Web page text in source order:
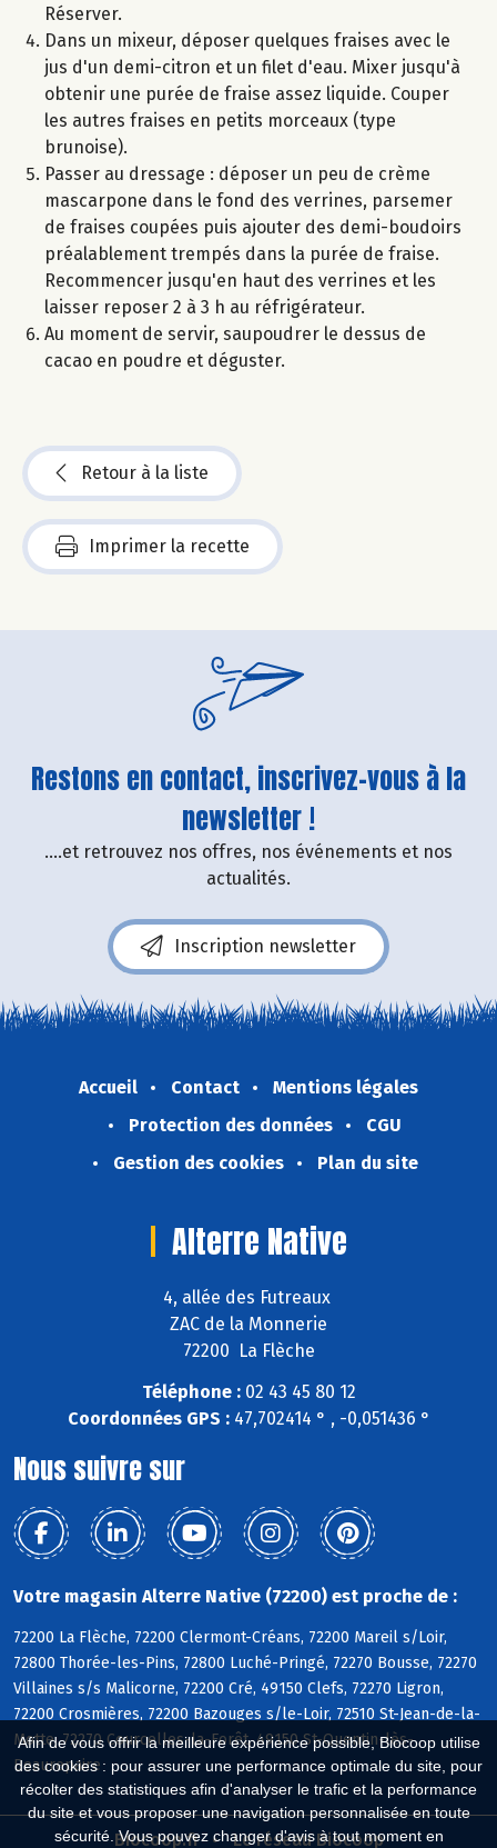
Afin de vous offrir la meilleure expérience possible, Biocoop utilise
des cookies : pour assurer une performance optimale du site, pour
récolter des statistiques afin d'analyser le trafic et la performance
du site et vous proposer une navigation personnalisée en toute
sécurité. Vous pouvez changer d'avis à tout moment en
Réserver.
Dans un mixeur, déposer quelques fraises avec le
jus d'un demi-citron et un filet d'eau. Mixer jusqu'à
obtenir une purée de fraise assez liquide. Couper
les autres fraises en petits morceaux (type
brunoise).
Passer au dressage : déposer un peu de crème
mascarpone dans le fond des verrines, parsemer
de fraises coupées puis ajouter des demi-boudoirs
préalablement trempés dans la purée de fraise.
Recommencer jusqu'en haut des verrines et les
laisser reposer 2 à 3 h au réfrigérateur.
Au moment de servir, saupoudrer le dessus de
cacao en poudre et déguster.
Retour à la liste
Imprimer la recette
Restons en contact, inscrivez-vous à la
newsletter !
....et retrouvez nos offres, nos événements et nos
actualités.
Inscription newsletter
Accueil Contact
Mentions légales
Protection des données
CGU
Gestion des cookies
Plan du site
Alterre Native
4, allée des Futreaux
ZAC de la Monnerie
72200 La Flèche
Téléphone :02 43 45 80 12
Coordonnées GPS :47,702414 ° , -0,051436 °
Nous suivre sur
Votre magasin Alterre Native (72200) est proche de :
72200 La Flèche, 72200 Clermont-Créans, 72200 Mareil s/Loir,
72800 Thorée-les-Pins, 72800 Luché-Pringé, 72270 Bousse, 72270
Villaines s/s Malicorne, 72200 Cré, 49150 Clefs, 72270 Ligron,
72200 Crosmières, 72200 Bazouges s/le-Loir, 72510 St-Jean-de-la-
Motte, 72270 Courcelles-la-Forêt, 49150 St-Quentin-lès-
Beaurepaire
Biocoop.fr Le réseau Biocoop